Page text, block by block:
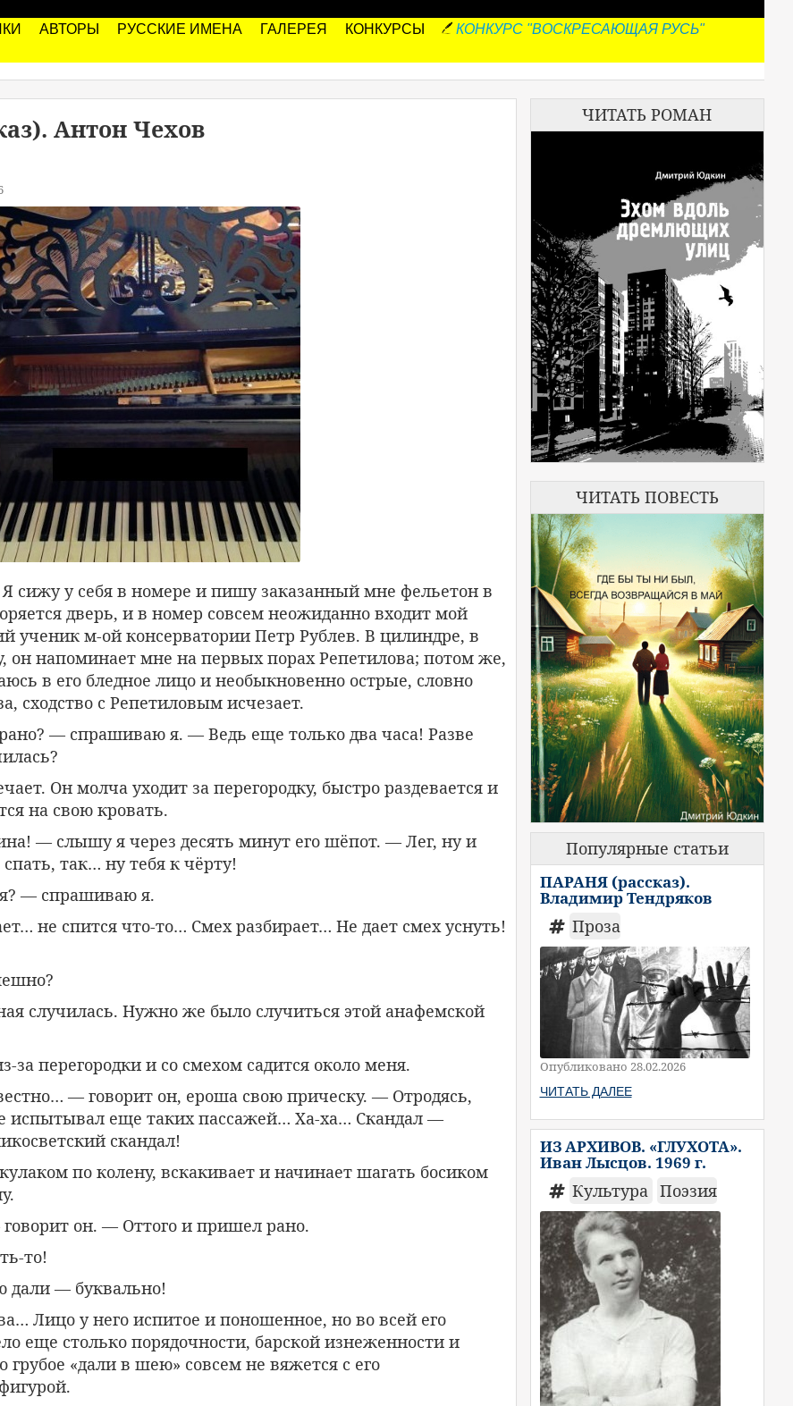
АВТОРЫ РУССКИЕ ИМЕНА ГАЛЕРЕЯ КОНКУРСЫ
КОНКУРС "ВОСКРЕСАЮЩАЯ РУСЬ"
Антон Чехов
сижу у себя в номере и пишу заказанный мне фельетон в
дверь, и в номер совсем неожиданно входит мой
ученик м-ой консерватории Петр Рублев. В цилиндре, в
он напоминает мне на первых порах Репетилова; потом же,
в его бледное лицо и необыкновенно острые, словно
сходство с Репетиловым исчезает.
— спрашиваю я. — Ведь еще только два часа! Разве
Он молча уходит за перегородку, быстро раздевается и
на свою кровать.
— слышу я через десять минут его шёпот. — Лег, ну и
так… ну тебя к чёрту!
— спрашиваю я.
не спится что-то… Смех разбирает… Не дает смех уснуть!
случилась. Нужно же было случиться этой анафемской
за перегородки и со смехом садится около меня.
— говорит он, ероша свою прическу. — Отродясь,
испытывал еще таких пассажей… Ха-ха… Скандал —
скандал!
по колену, вскакивает и начинает шагать босиком
он. — Оттого и пришел рано.
то!
— буквально!
Лицо у него испитое и поношенное, но во всей его
еще столько порядочности, барской изнеженности и
грубое «дали в шею» совсем не вяжется с его
ЧИТАТЬ РОМАН
ЧИТАТЬ ПОВЕСТЬ
Популярные статьи
ПАРАНЯ (рассказ).
Владимир Тендряков
Проза
Опубликовано 28.02.2026
ЧИТАТЬ ДАЛЕЕ
ИЗ АРХИВОВ. «ГЛУХОТА».
Иван Лысцов. 1969 г.
Культура Поэзия